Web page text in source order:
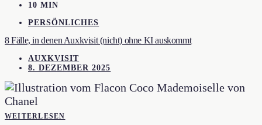
10 MIN
PERSÖNLICHES
8 Fälle, in denen Auxkvisit (nicht) ohne KI auskommt
AUXKVISIT
8. DEZEMBER 2025
WEITERLESEN